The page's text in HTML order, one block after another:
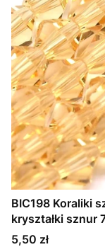
BIC198 Koraliki
kryształki sznur
Cena
5,50 zł